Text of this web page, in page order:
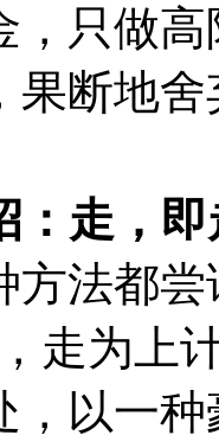
，只做
果断地
走，即
法都尝
走为上
，以一